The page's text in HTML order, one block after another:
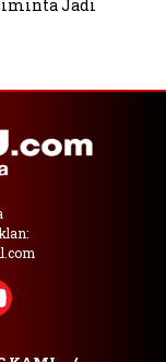
Jadi